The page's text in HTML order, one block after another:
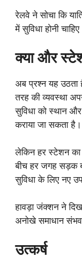
रेलवे ने सोचा कि
में सुविधा होनी
क्या और
अब प्रश्न यह
तरह की व्यवस्था
सुविधा को स्थान
कराया जा सकता है।
लेकिन हर स्टेशन का
बीच हर जगह सड़क
सुविधा के लिए नए
हावड़ा जंक्शन ने
अनोखे समाधान
उत्कर्ष